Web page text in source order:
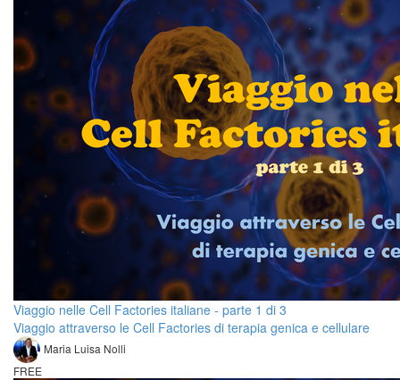
Viaggio nelle Cell Factories italiane - parte 1 di 3
Viaggio attraverso le Cell Factories di terapia genica e cellulare
Maria Luisa Nolli
FREE